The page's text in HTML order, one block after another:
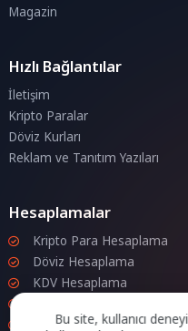
Magazin
Hızlı Bağlantılar
İletişim
Kripto Paralar
Döviz Kurları
Reklam ve Tanıtım Yazıları
Hesaplamalar
Kripto Para Hesaplama
Döviz Hesaplama
KDV Hesaplama
Zam Hesaplama
Bu site, kullanıcı